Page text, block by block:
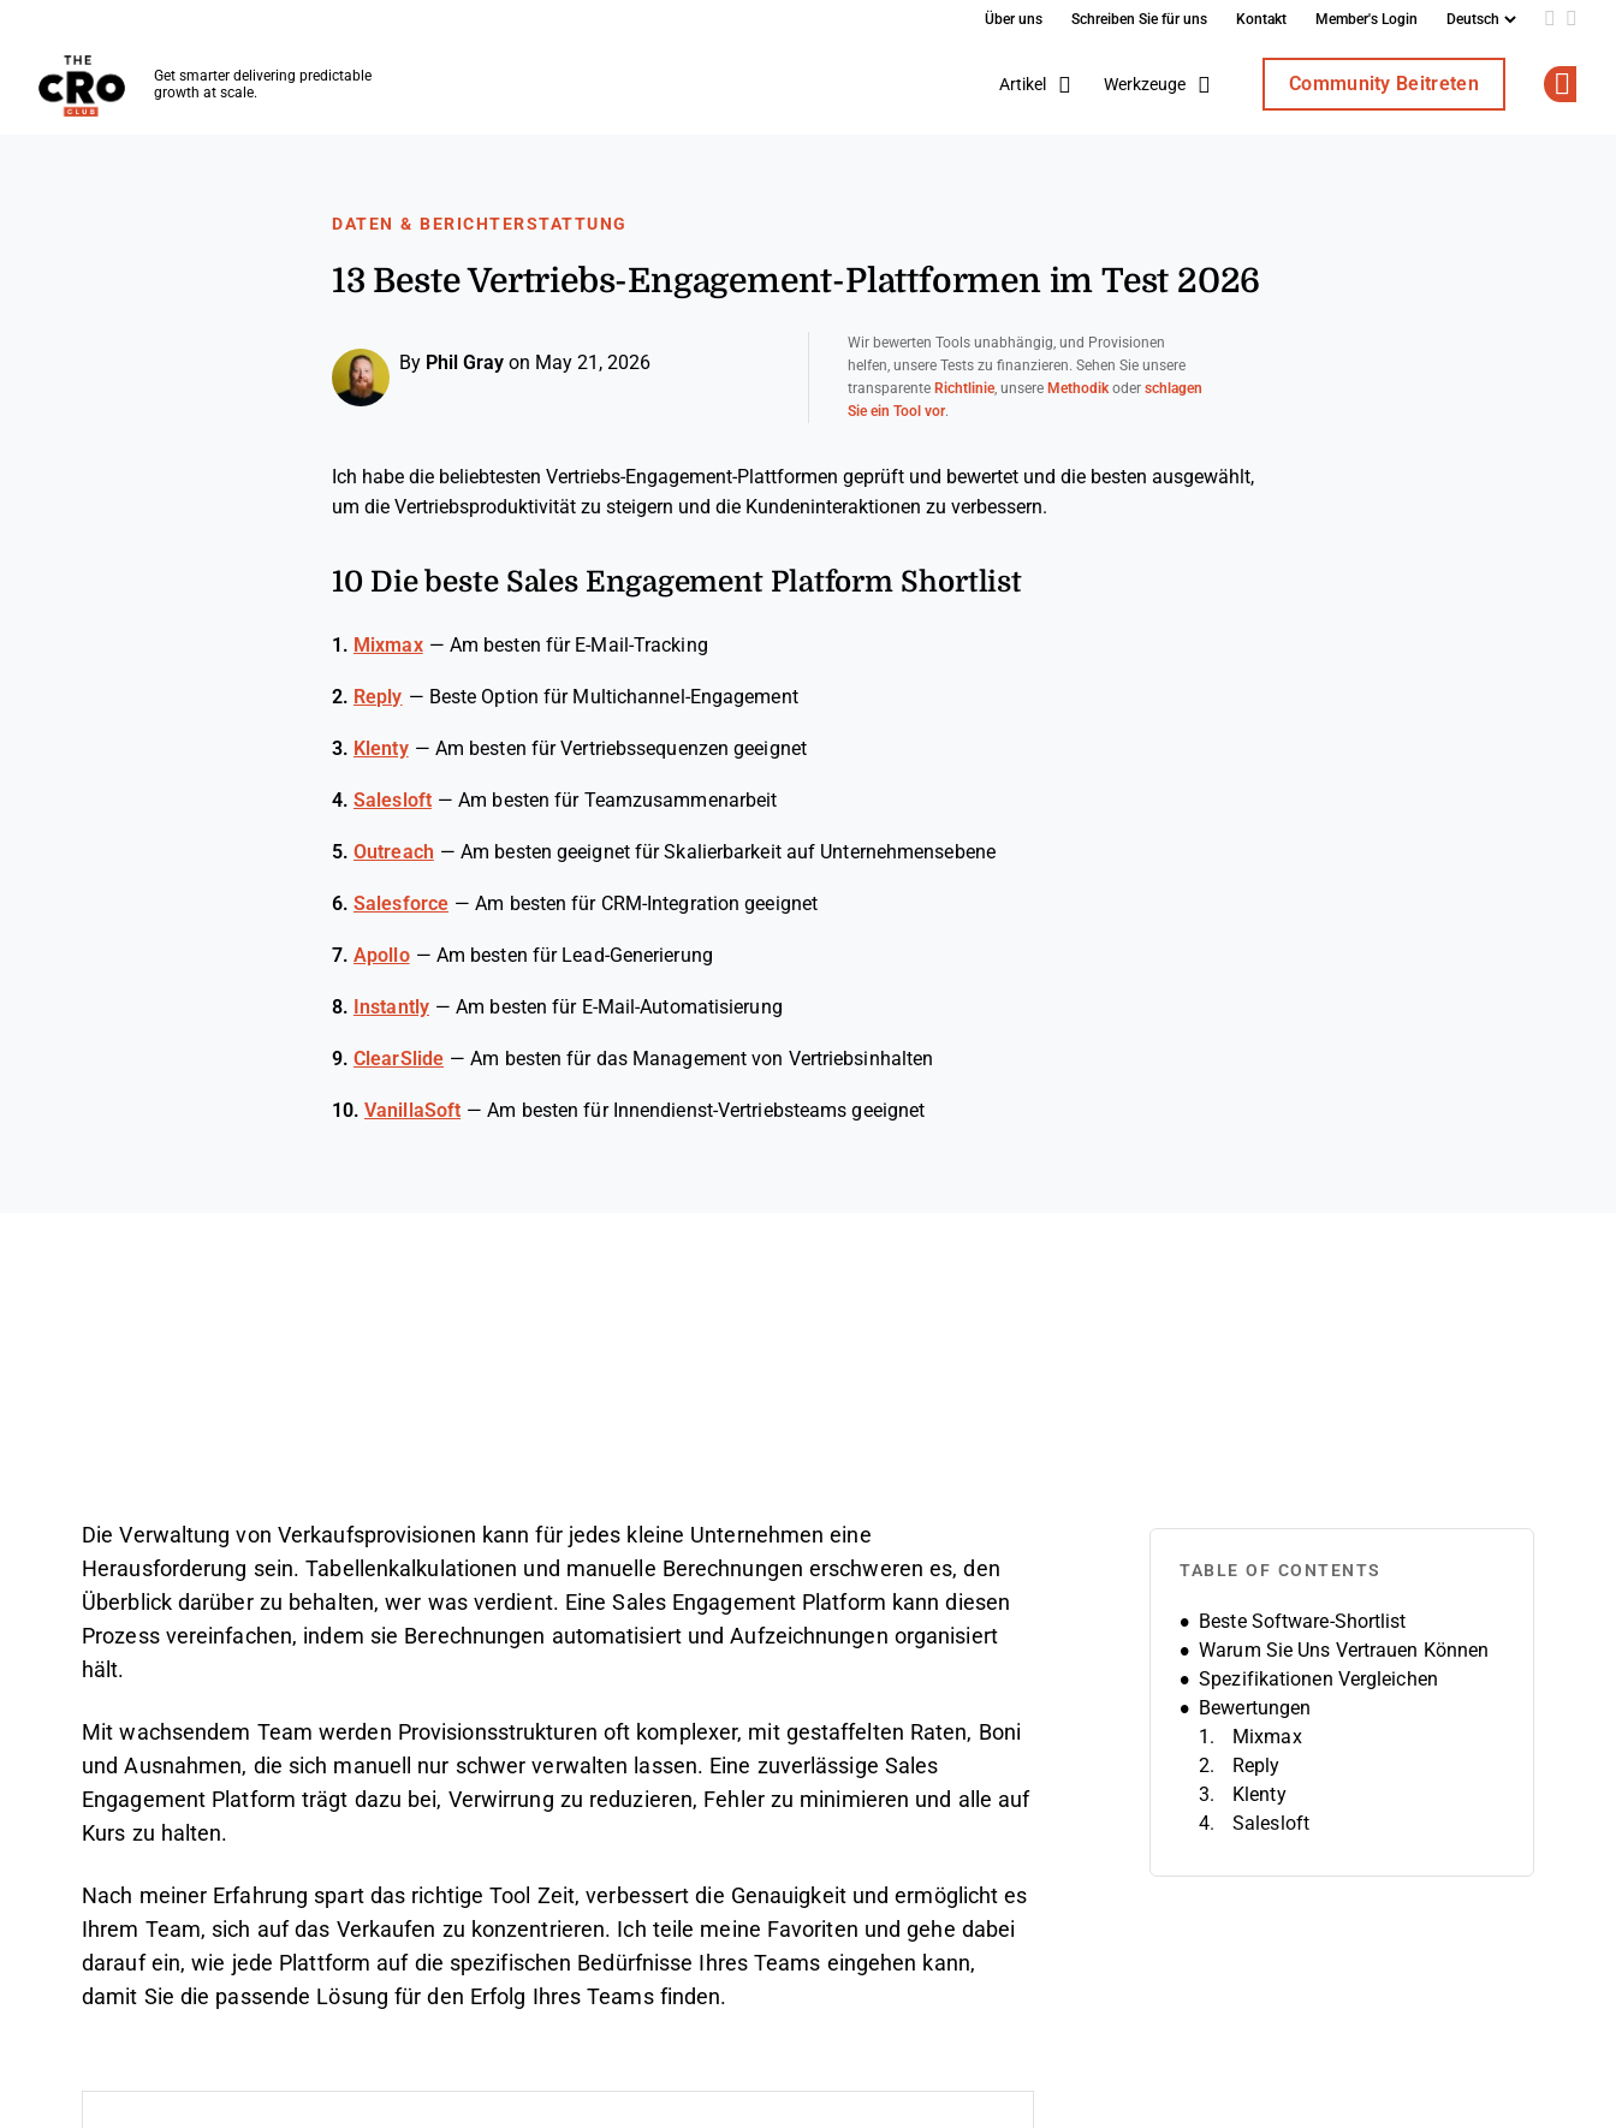
Über uns Schreiben Sie für uns Kontakt Member's Login Add us
Get smarter delivering predictable
growth at scale.
Artikel Werkzeuge Community Beitreten
DATEN & BERICHTERSTATTUNG
13 Beste Vertriebs-Engagement-Plattformen im Test 2026
By Phil Gray on May 21, 2026
Wir bewerten Tools unabhängig, und Provisionen
helfen, unsere Tests zu finanzieren. Sehen Sie unsere
transparente Richtlinie, unsere Methodikoder schlagen
Sie ein Tool vor.
Ich habe die beliebtesten Vertriebs-Engagement-Plattformen geprüft und bewertet und die besten ausgewählt,
um die Vertriebsproduktivität zu steigern und die Kundeninteraktionen zu verbessern.
10 Die beste Sales Engagement Platform Shortlist
1. Mixmax — Am besten für E-Mail-Tracking
2. Reply — Beste Option für Multichannel-Engagement
3. Klenty — Am besten für Vertriebssequenzen geeignet
4. Salesloft —Am besten für Teamzusammenarbeit
5. Outreach —Am besten geeignet für Skalierbarkeit auf Unternehmensebene
6. Salesforce —Am besten für CRM-Integration geeignet
7. Apollo — Am besten für Lead-Generierung
8. Instantly —Am besten für E-Mail-Automatisierung
9. ClearSlide —Am besten für das Management von Vertriebsinhalten
10. VanillaSoft —Am besten für Innendienst-Vertriebsteams geeignet
Die Verwaltung von Verkaufsprovisionen kann für jedes kleine Unternehmen eine
Herausforderung sein. Tabellenkalkulationen und manuelle Berechnungen erschweren es, den
Überblick darüber zu behalten, wer was verdient. Eine Sales Engagement Platform kann diesen
Prozess vereinfachen, indem sie Berechnungen automatisiert und Aufzeichnungen organisiert
hält.
Mit wachsendem Team werden Provisionsstrukturen oft komplexer, mit gestaffelten Raten, Boni
und Ausnahmen, die sich manuell nur schwer verwalten lassen. Eine zuverlässige Sales
Engagement Platform trägt dazu bei, Verwirrung zu reduzieren, Fehler zu minimieren und alle auf
Kurs zu halten.
Nach meiner Erfahrung spart das richtige Tool Zeit, verbessert die Genauigkeit und ermöglicht es
Ihrem Team, sich auf das Verkaufen zu konzentrieren. Ich teile meine Favoriten und gehe dabei
darauf ein, wie jede Plattform auf die spezifischen Bedürfnisse Ihres Teams eingehen kann,
damit Sie die passende Lösung für den Erfolg Ihres Teams finden.
TABLE OF CONTENTS
Beste Software-Shortlist
Warum Sie Uns Vertrauen Können
Spezifikationen Vergleichen
Bewertungen
Mixmax
Reply
Klenty
Salesloft
Salesforce